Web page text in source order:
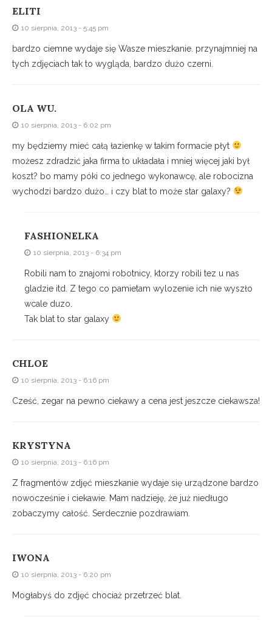
ELITI
10 sierpnia, 2013 - 5:45 pm
bardzo ciemne wydaje się Wasze mieszkanie. przynajmniej na
tych zdjęciach tak to wygląda, bardzo dużo czerni.
OLA WU.
10 sierpnia, 2013 - 6:02 pm
my będziemy mieć całą łazienkę w takim formacie płyt
możesz zdradzić jaka firma to układała i mniej więcej jaki był
koszt? bo mamy póki co jednego wykonawcę, ale robocizna
wychodzi bardzo dużo… i czy blat to może star galaxy?
FASHIONELKA
10 sierpnia, 2013 - 6:34 pm
Robili nam to znajomi robotnicy, ktorzy robili tez u nas
gladzie itd. Z tego co pamietam wylozenie ich nie wyszło
wcale duzo.
Tak blat to star galaxy
CHLOE
10 sierpnia, 2013 - 6:16 pm
Cześć, zegar na pewno ciekawy a cena jest jeszcze ciekawsza!
KRYSTYNA
10 sierpnia, 2013 - 6:16 pm
Z fragmentów zdjęć mieszkanie wydaje się urządzone bardzo
nowocześnie i ciekawie. Mam nadzieję, że już niedługo
zobaczymy całość. Serdecznie pozdrawiam.
IWONA
10 sierpnia, 2013 - 6:20 pm
Mogłabyś do zdjęć chociaż przetrzeć blat.